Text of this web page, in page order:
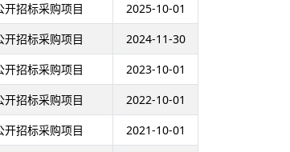
招标采购项目
2025-10-01
招标采购项目
2024-11-30
招标采购项目
2023-10-01
招标采购项目
2022-10-01
招标采购项目
2021-10-01